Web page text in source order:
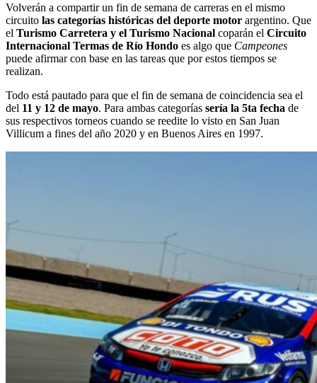
Volverán a compartir un fin de semana de carreras en el mismo
circuito las categorías históricas del deporte motor argentino. Que
el Turismo Carretera y el Turismo Nacional coparán el Circuito
Internacional Termas de Río Hondo es algo que Campeones
puede afirmar con base en las tareas que por estos tiempos se
realizan.
Todo está pautado para que el fin de semana de coincidencia sea el
del 11 y 12 de mayo. Para ambas categorías sería la 5ta fecha de
sus respectivos torneos cuando se reedite lo visto en San Juan
Villicum a fines del año 2020 y en Buenos Aires en 1997.